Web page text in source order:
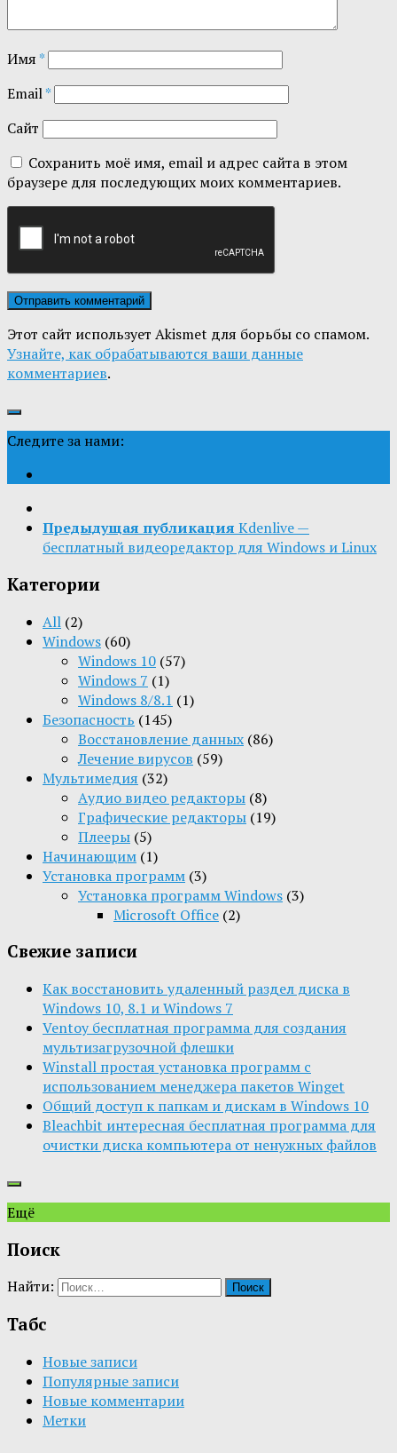
Имя*
Email*
Сайт
Сохранить моё имя, email и адрес сайта в этом
браузере для последующих моих комментариев.
Этот сайт использует Akismet для борьбы со спамом.
Узнайте, как обрабатываются ваши данные
комментариев.
Следите за нами:
Предыдущая публикация Kdenlive —
бесплатный видеоредактор для Windows и Linux
Категории
All (2)
Windows (60)
Windows 10 (57)
Windows 7 (1)
Windows 8/8.1 (1)
Безопасность (145)
Восстановление данных (86)
Лечение вирусов (59)
Мультимедия (32)
Aудио видео редакторы (8)
Графические редакторы (19)
Плееры (5)
Начинающим (1)
Установка программ (3)
Установка программ Windows (3)
Microsoft Office (2)
Свежие записи
Как восстановить удаленный раздел диска в
Windows 10, 8.1 и Windows 7
Ventoy бесплатная программа для создания
мультизагрузочной флешки
Winstall простая установка программ с
использованием менеджера пакетов Winget
Общий доступ к папкам и дискам в Windows 10
Bleachbit интересная бесплатная программа для
очистки диска компьютера от ненужных файлов
Ещё
Поиск
Найти:
Табс
Новые записи
Популярные записи
Новые комментарии
Метки